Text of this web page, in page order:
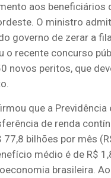
aos beneficiários
O ministro
governo de zerar a
o recente concurso
novos peritos, que
que a Previdência
de renda
77,8 bilhões por mês
médio é de R$
brasileira.